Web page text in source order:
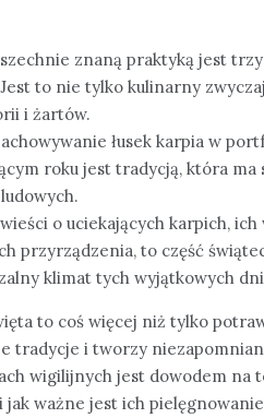
znaną praktyką jest
to nie tylko kulinarny
i żartów.
łusek karpia w
roku jest tradycją, która
o uciekających karpich,
przyrządzenia, to część
klimat tych wyjątkowych
to coś więcej niż tylko
tradycje i tworzy
wigilijnych jest dowodem na
ważne jest ich